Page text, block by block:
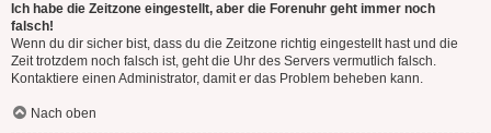
Ich habe die Zeitzone eingestellt, aber die Forenuhr geht immer noch
falsch!
Wenn du dir sicher bist, dass du die Zeitzone richtig eingestellt hast und die
Zeit trotzdem noch falsch ist, geht die Uhr des Servers vermutlich falsch.
Kontaktiere einen Administrator, damit er das Problem beheben kann.
Nach oben